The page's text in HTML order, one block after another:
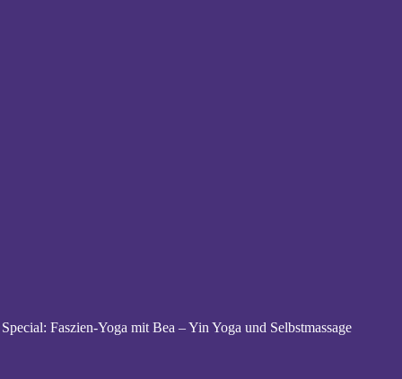
Special: Faszien-Yoga mit Bea – Yin Yoga und Selbstmassage